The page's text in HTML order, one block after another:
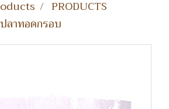
PRODUCTS
ลาทอดกรอบ